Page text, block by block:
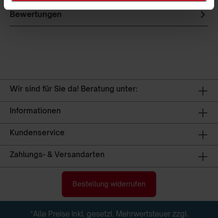
Bewertungen
Wir sind für Sie da! Beratung unter:
Informationen
Kundenservice
Zahlungs- & Versandarten
Bestellung widerrufen
*Alle Preise inkl. gesetzl. Mehrwertsteuer zzgl.